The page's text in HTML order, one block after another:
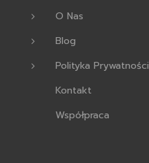
O Nas
Blog
Polityka Prywatności
Kontakt
Współpraca